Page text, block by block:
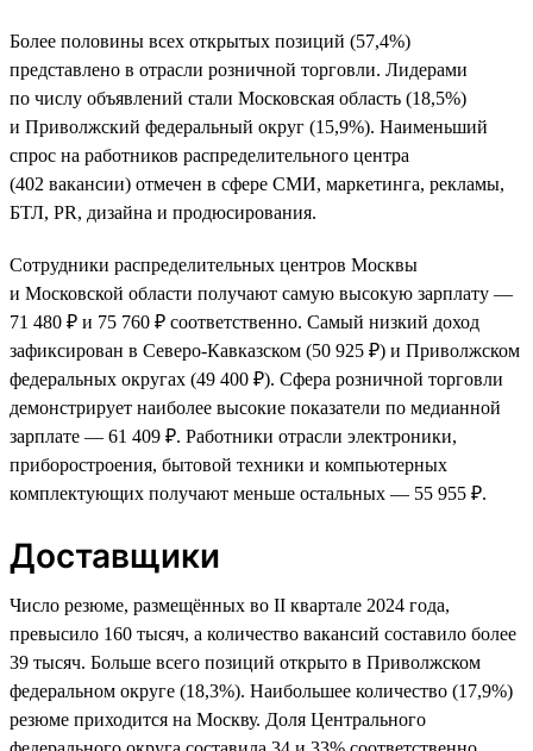
Более половины всех открытых позиций (57,4%)
представлено в отрасли розничной торговли. Лидерами
по числу объявлений стали Московская область (18,5%)
и Приволжский федеральный округ (15,9%). Наименьший
спрос на работников распределительного центра
(402 вакансии) отмечен в сфере СМИ, маркетинга, рекламы,
БТЛ, PR, дизайна и продюсирования.
Сотрудники распределительных центров Москвы
и Московской области получают самую высокую зарплату —
71 480 ₽ и 75 760 ₽ соответственно. Самый низкий доход
зафиксирован в Северо-Кавказском (50 925 ₽) и Приволжском
федеральных округах (49 400 ₽). Сфера розничной торговли
демонстрирует наиболее высокие показатели по медианной
зарплате — 61 409 ₽. Работники отрасли электроники,
приборостроения, бытовой техники и компьютерных
комплектующих получают меньше остальных — 55 955 ₽.
Доставщики
Число резюме, размещённых во II квартале 2024 года,
превысило 160 тысяч, а количество вакансий составило более
39 тысяч. Больше всего позиций открыто в Приволжском
федеральном округе (18,3%). Наибольшее количество (17,9%)
резюме приходится на Москву. Доля Центрального